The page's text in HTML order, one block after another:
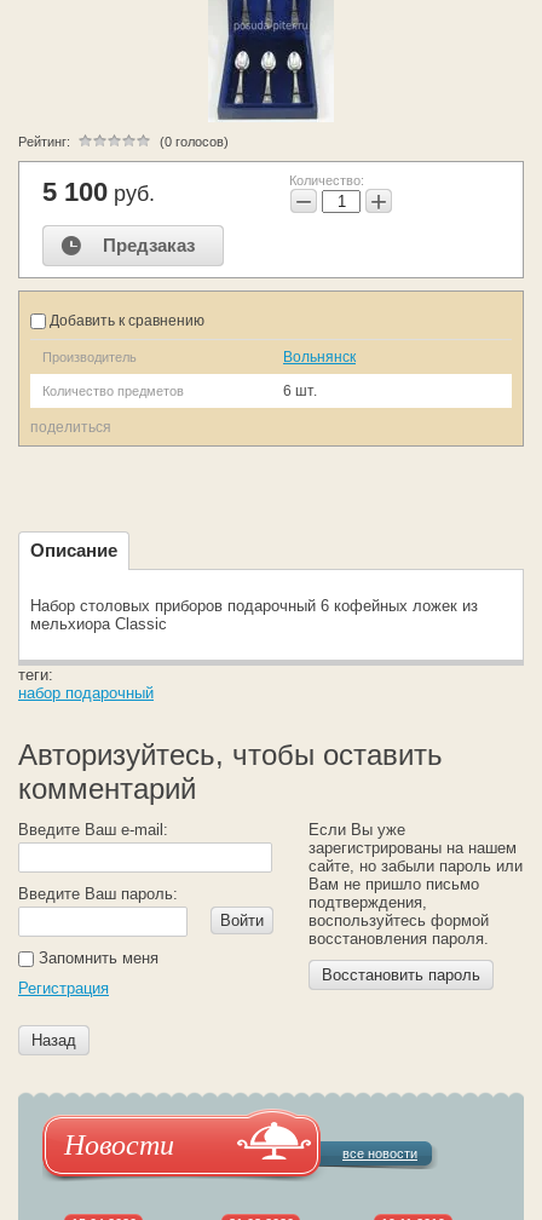
Рейтинг: (0 голосов)
5 100 руб.
Количество:
− +
Предзаказ
Добавить к сравнению
Производитель Вольнянск
Количество предметов 6 шт.
поделиться
Описание
Набор столовых приборов подарочный 6 кофейных ложек из
мельхиора Classic
теги:
набор подарочный
Авторизуйтесь, чтобы оставить
комментарий
Введите Ваш e-mail:
Введите Ваш пароль:
Войти
Запомнить меня
Регистрация
Если Вы уже
зарегистрированы на нашем
сайте, но забыли пароль или
Вам не пришло письмо
подтверждения,
воспользуйтесь формой
восстановления пароля.
Восстановить пароль
Назад
Новости все новости